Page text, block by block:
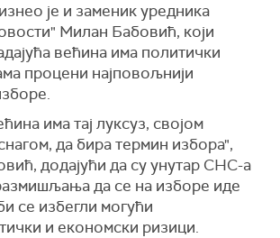
је и заменик уредника
Милан Бабовић, који
већина има политички
процени најповољнији
има тај луксуз, својом
да бира термин избора",
додајући да су унутар СНС-а
да се на изборе иде
се избегли могући
и економски ризици.